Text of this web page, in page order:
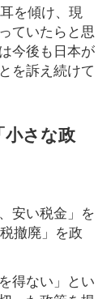
を傾け、現
ていたらと思
今後も日本が
を訴え続けて
さな政
安い税金」を
撤廃」を政
得ない」とい